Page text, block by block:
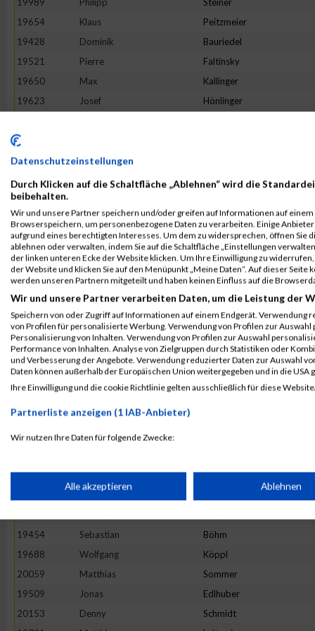
19654
Klaus Peitzmeier
19428
Dominik Bauriedel
19521
Pierre Faltinsky
19650
Max Kallinger
19623
Josef Hönlinger
19513
19660
Adrian
19467
Oliver Brutschy
19479
19794
Dino Morelli
19526
Michael Fink
19544
Klaus Gasteiger
20084
Marco Zielske
19642
Michael Jaumann
19868
Dirk Riedel
19857
Oliver-Kersten Raab
19626
Roland Hösl
19463
Christoph Breitner
19621
Volker
19581
Uwe
20138
Florian Nöther
Christian
19454
Sebastian Böhm
19688
Wolfgang Köppl
20059
Matthias Sommer
19509
Jonas Edlhuber
20153
Denny Schmidt
Datenschutzeinstellungen
Durch Klicken auf die Schaltfläche „Ablehnen“ wird die
beibehalten.
Wir und unsere Partner speichern und/oder greifen auf Informationen auf einem
Browserspeichern, um personenbezogene Daten zu verarbeiten. Einige
aufgrund eines berechtigten Interesses. Um dem zu widersprechen, öffnen Sie
ablehnen oder verwalten, indem Sie auf die Schaltfläche „Einstellungen
der linken unteren Ecke der Website klicken. Um Ihre Einwilligung zu
der Website und klicken Sie auf den Menüpunkt „Meine Daten“. Auf dieser
werden unseren Partnern mitgeteilt und haben keinen Einfluss auf die
Wir und unsere Partner verarbeiten Daten, um die Leistung der
Speichern von oder Zugriff auf Informationen auf einem Endgerät. Verwendung
von Profilen für personalisierte Werbung. Verwendung von Profilen zur
Personalisierung von Inhalten. Verwendung von Profilen zur Auswahl
Performance von Inhalten. Analyse von Zielgruppen durch Statistiken oder
und Verbesserung der Angebote. Verwendung reduzierter Daten zur Auswahl
Daten können außerhalb der Europäischen Union weitergegeben und in die USA
Ihre Einwilligung und die cookie Richtlinie gelten ausschließlich für diese
Partnerliste anzeigen (1 IAB-Anbieter)
Wir nutzen Ihre Daten für folgende Zwecke:
Speichern von oder Zugriff auf Informationen auf einem
Erstellung von Profilen für personalisierte Werbung
Verwendung von Profilen zur Auswahl personalisierter Werbung
Alle akzeptieren Ablehnen